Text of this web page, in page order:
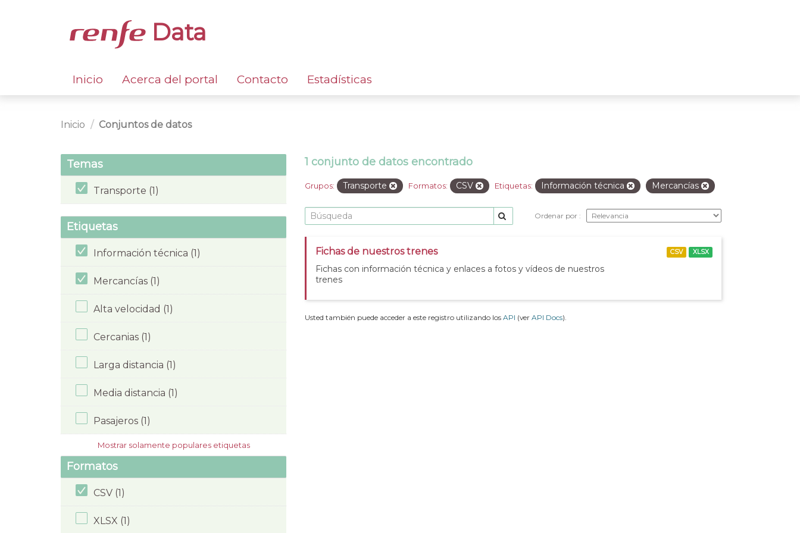
Data
Inicio Acerca del portal Contacto Estadísticas
Inicio Conjuntos de datos
Temas
Transporte (1)
Etiquetas
Información técnica (1)
Mercancías (1)
Alta velocidad (1)
Cercanias (1)
Larga distancia (1)
Media distancia (1)
Pasajeros (1)
Mostrar solamente populares etiquetas
Formatos
CSV (1)
XLSX (1)
1 conjunto de datos encontrado
Grupos: Transporte Formatos: CSV Etiquetas: Información técnica Mercancías
Ordenar por
Fichas de nuestros trenes
Fichas con información técnica y enlaces a fotos y vídeos de nuestros
trenes
CSV XLSX
Usted también puede acceder a este registro utilizando los API (ver API Docs).